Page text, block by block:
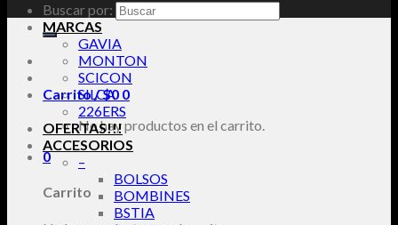
Buscar por:
Carrito /$0 0
No hay productos en el carrito.
0
Carrito
MARCAS
GAVIA
MONTON
SCICON
SILCA
226ERS
OFERTAS!!!
ACCESORIOS
–
BOLSOS
BOMBINES
BSTIA